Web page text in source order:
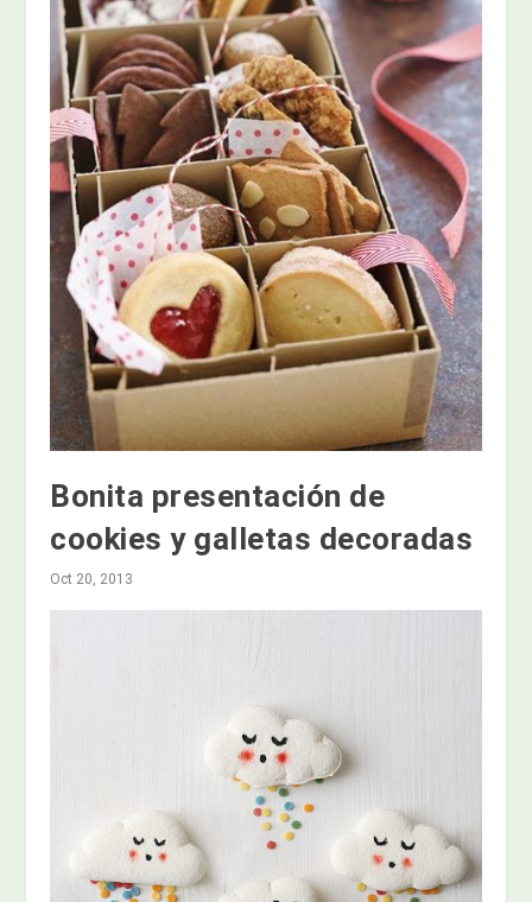
Bonita presentación de
cookies y galletas decoradas
Oct 20, 2013